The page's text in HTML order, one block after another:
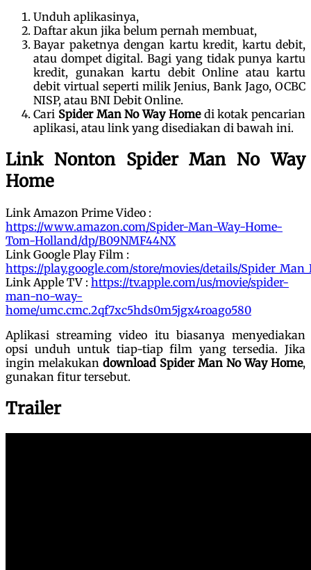
Unduh aplikasinya,
Daftar akun jika belum pernah membuat,
Bayar paketnya dengan kartu kredit, kartu debit,
atau dompet digital. Bagi yang tidak punya kartu
kredit, gunakan kartu debit Online atau kartu
debit virtual seperti milik Jenius, Bank Jago, OCBC
NISP, atau BNI Debit Online.
Cari Spider Man No Way Homedi kotak pencarian
aplikasi, atau link yang disediakan di bawah ini.
Link Nonton Spider Man No Way
Home
Link Amazon Prime Video :
https://www.amazon.com/Spider-Man-Way-Home-
Tom-Holland/dp/B09NMF44NX
Link Google Play Film :
https://play.google.com/store/movies/details/
Link Apple TV : https://tv.apple.com/us/movie/spider-
man-no-way-
home/umc.cmc.2qf7xc5hds0m5jgx4roago580
Aplikasi streaming video itu biasanya menyediakan
opsi unduh untuk tiap-tiap film yang tersedia. Jika
ingin melakukan download Spider Man No Way Home,
gunakan fitur tersebut.
Trailer